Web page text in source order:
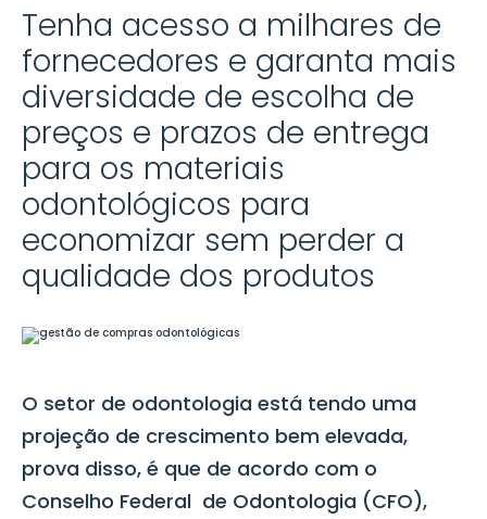
Tenha acesso a milhares de
fornecedores e garanta mais
diversidade de escolha de
preços e prazos de entrega
para os materiais
odontológicos para
economizar sem perder a
qualidade dos produtos
O setor de odontologia está tendo uma
projeção de crescimento bem elevada,
prova disso, é que de acordo com o
Conselho Federal de Odontologia (CFO),